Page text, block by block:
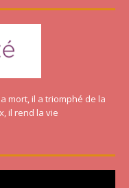
mort, il a triomphé de la
il rend la vie